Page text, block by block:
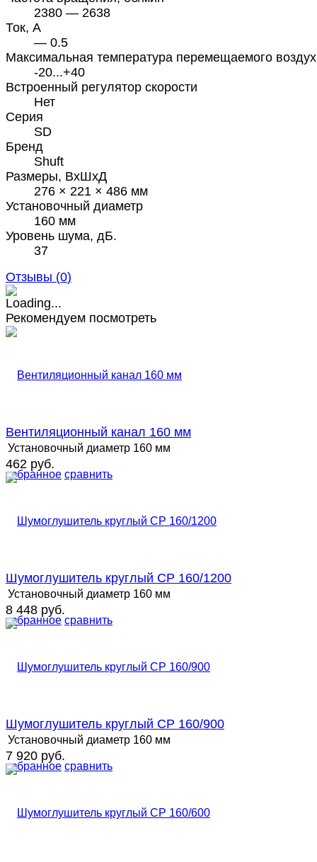
2380 — 2638
Ток, А
— 0.5
Максимальная температура перемещаемого
-20...+40
Встроенный регулятор скорости
Нет
Серия
SD
Бренд
Shuft
Размеры, ВхШхД
276 × 221 × 486 мм
Установочный диаметр
160 мм
Уровень шума, дБ.
37
Отзывы (0)
Рекомендуем посмотреть
избранное сравнить
Вентиляционный канал 160 мм
Установочный диаметр 160 мм
462 руб.
избранное сравнить
Шумоглушитель круглый СР 160/1200
Установочный диаметр 160 мм
8 448 руб.
избранное сравнить
Шумоглушитель круглый СР 160/900
Установочный диаметр 160 мм
7 920 руб.